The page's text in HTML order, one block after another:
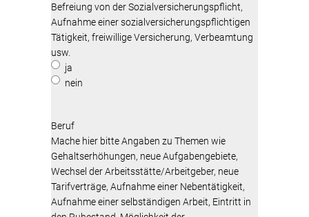
Befreiung von der Sozialversicherungspflicht,
Aufnahme einer sozialversicherungspflichtigen
Tätigkeit, freiwillige Versicherung, Verbeamtung
usw.
ja
nein
Beruf
Mache hier bitte Angaben zu Themen wie
Gehaltserhöhungen, neue Aufgabengebiete,
Wechsel der Arbeitsstätte/Arbeitgeber, neue
Tarifverträge, Aufnahme einer Nebentätigkeit,
Aufnahme einer selbständigen Arbeit, Eintritt in